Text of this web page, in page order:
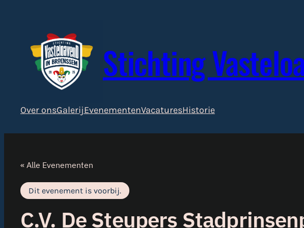
Stichting
Over onsGalerijEvenementenVacaturesHistorie
« Alle Evenementen
Dit evenement is voorbij.
C.V. De Steupers